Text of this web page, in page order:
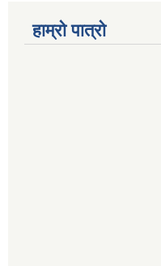
हाम्रो पात्रो